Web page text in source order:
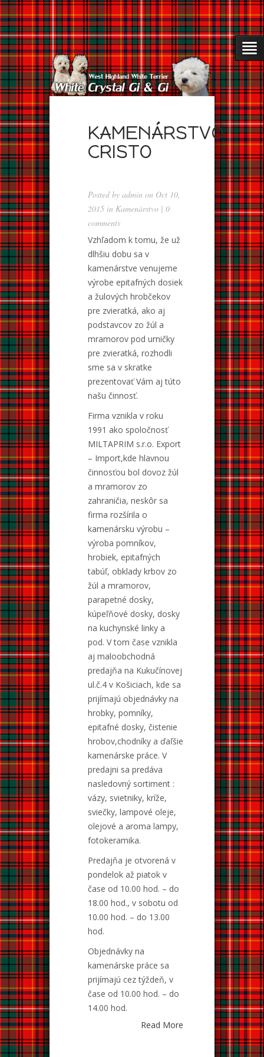
KAMENÁRSTVO
CRISTO
Posted by admin on Oct 10,
2015 in Kamenárstvo | 0
comments
Vzhľadom k tomu, že už
dlhšiu dobu sa v
kamenárstve venujeme
výrobe epitafných dosiek
a žulových hrobčekov
pre zvieratká, ako aj
podstavcov zo žúl a
mramorov pod urničky
pre zvieratká, rozhodli
sme sa v skratke
prezentovať Vám aj túto
našu činnosť.
Firma vznikla v roku
1991 ako spoločnosť
MILTAPRIM s.r.o. Export
– Import,kde hlavnou
činnosťou bol dovoz žúl
a mramorov zo
zahraničia, neskôr sa
firma rozšírila o
kamenársku výrobu –
výroba pomníkov,
hrobiek, epitafných
tabúľ, obklady krbov zo
žúl a mramorov,
parapetné dosky,
kúpeľňové dosky, dosky
na kuchynské linky a
pod. V tom čase vznikla
aj maloobchodná
predajňa na Kukučínovej
ul.č.4 v Košiciach, kde sa
prijímajú objednávky na
hrobky, pomníky,
epitafné dosky, čistenie
hrobov,chodníky a ďaľšie
kamenárske práce. V
predajni sa predáva
nasledovný sortiment :
vázy, svietniky, kríže,
sviečky, lampové oleje,
olejové a aroma lampy,
fotokeramika.
Predajňa je otvorená v
pondelok až piatok v
čase od 10.00 hod. – do
18.00 hod., v sobotu od
10.00 hod. – do 13.00
hod.
Objednávky na
kamenárske práce sa
prijímajú cez týždeň, v
čase od 10.00 hod. – do
14.00 hod.
Read More